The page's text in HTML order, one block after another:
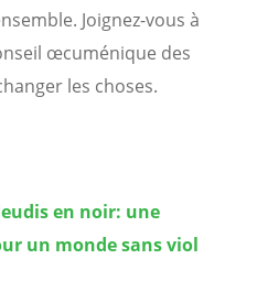
Joignez-vous à
œcuménique des
les choses.
en noir: une
un monde sans viol